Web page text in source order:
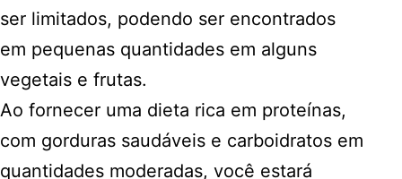
ser limitados, podendo ser encontrados
em pequenas quantidades em alguns
vegetais e frutas.
Ao fornecer uma dieta rica em proteínas,
com gorduras saudáveis e carboidratos em
quantidades moderadas, você estará